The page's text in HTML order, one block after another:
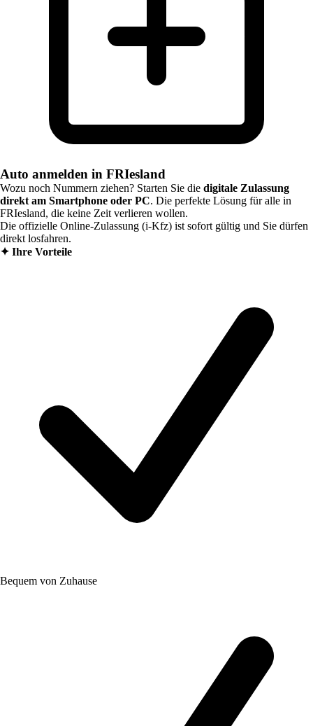
Auto anmelden in FRIesland
Wozu noch Nummern ziehen? Starten Sie die digitale Zulassung
direkt am Smartphone oder PC. Die perfekte Lösung für alle in
FRIesland, die keine Zeit verlieren wollen.
Die offizielle Online-Zulassung (i-Kfz) ist sofort gültig und Sie dürfen
direkt losfahren.
✦ Ihre Vorteile
Bequem von Zuhause